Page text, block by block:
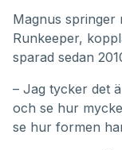
Magnus springer
Runkeeper,
sparad sedan
– Jag tycker det
och se hur
se hur formen